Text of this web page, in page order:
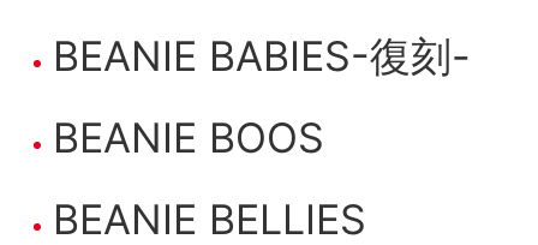
BEANIE BABIES-復刻-
BEANIE BOOS
BEANIE BELLIES